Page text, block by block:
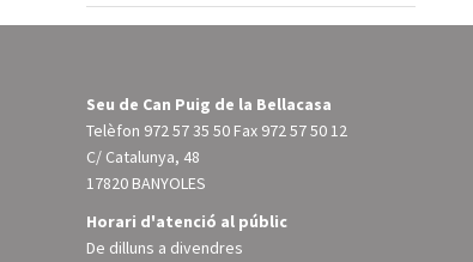
Seu de Can Puig de la Bellacasa
Telèfon 972 57 35 50 Fax 972 57 50 12
C/ Catalunya, 48
17820 BANYOLES
Horari d'atenció al públic
De dilluns a divendres